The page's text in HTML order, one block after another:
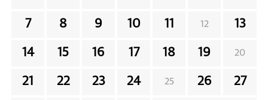
7 8 9 10 11 12 13
14 15 16 17 18 19 20
21 22 23 24 25 26 27